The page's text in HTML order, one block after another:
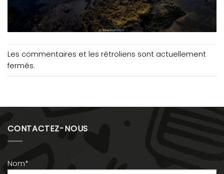
Les commentaires et les rétroliens sont actuellement
fermés.
CONTACTEZ-NOUS
Nom*